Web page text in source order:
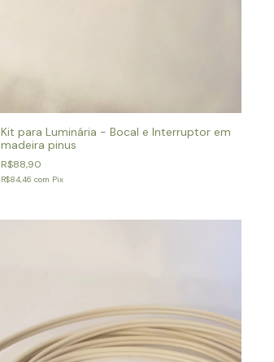
Kit para Luminária - Bocal e Interruptor em
madeira pinus
R$88,90
R$84,46 com Pix